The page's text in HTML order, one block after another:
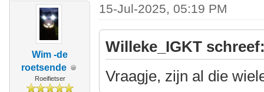
Wim -de
roetsende
Roeifietser
15-Jul-2025, 05:19 PM
Willeke_IGKT
Vraagje, zijn al die